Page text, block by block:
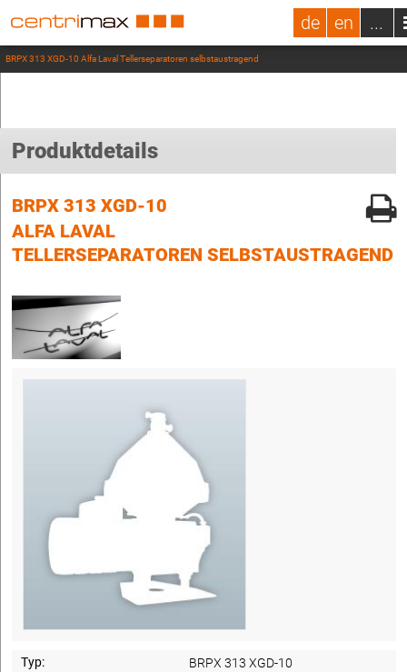
de en ...
BRPX 313 XGD-10 Alfa Laval Tellerseparatoren selbstaustragend
Produktdetails
BRPX 313 XGD-10
ALFA LAVAL
TELLERSEPARATOREN SELBSTAUSTRAGEND
Typ:
BRPX 313 XGD-10